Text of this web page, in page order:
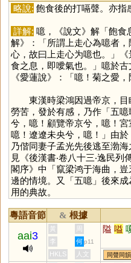
略說: 飽食後的打嗝聲。亦指
詳解: 噫，《說文》解「飽食
解》：「所謂上走心為噫者
心，故曰上走心为噫也。」
食之息，即噯氣也。」噫於
《愛蓮說》：「噫！菊之愛，
東漢時梁鴻因過帝京，目
勞苦，發於有感，乃作「五
兮，噫！顧覽帝京兮，噫！
噫！遼遼未央兮，噫！」由
乃偕同妻子孟光先後逃至渤
見《後漢書‧卷八十三‧逸民
閣序》中「竄梁鸿于海曲，
邊的情境。又「五噫」後來
用的典故。
粵語音節 & 根據
aai3
黃 周 隘 嗌
李 何 p11
HKLS 人文 同聲同韻